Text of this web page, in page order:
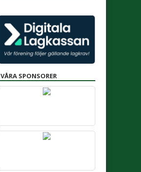
VÅRA SPONSORER